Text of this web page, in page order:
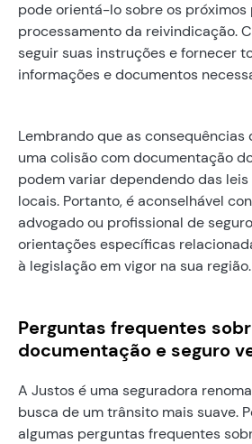
pode orientá-lo sobre os próximos
processamento da reivindicação.
seguir suas instruções e fornecer
informações e documentos
Lembrando que as consequências
uma colisão com documentação
podem variar dependendo das
locais. Portanto, é aconselhável
advogado ou profissional de
orientações específicas
à legislação em vigor na sua região.
Perguntas frequentes
documentação e seguro
A Justos é uma seguradora
busca de um trânsito mais suave.
algumas perguntas frequentes